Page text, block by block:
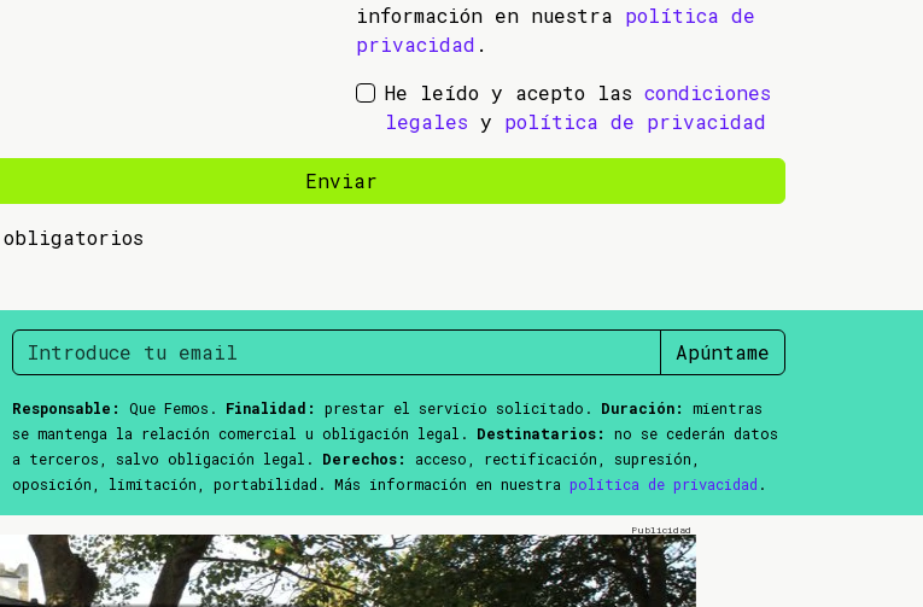
información en nuestra política de
privacidad .
He leído y acepto las condiciones
legales y política de privacidad
Enviar
obligatorios
Apúntame
Responsable: Que Femos. Finalidad: prestar el servicio solicitado. Duración:
mientras
se mantenga la relación comercial u obligación legal. Destinatarios:
no se cederán datos
a terceros, salvo obligación legal. Derechos:
acceso, rectificación, supresión,
oposición, limitación, portabilidad. Más información en nuestra política de privacidad .